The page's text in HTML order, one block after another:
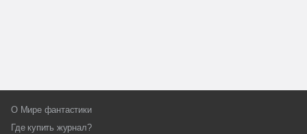
О Мире фантастики
Где купить журнал?